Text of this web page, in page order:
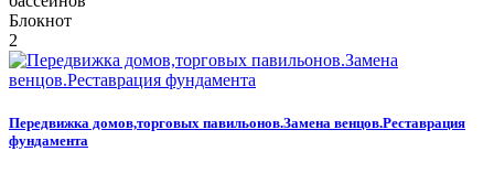
Блокнот
2
Передвижка домов,торговых павильонов.Замена венцов.Реставрация
фундамента